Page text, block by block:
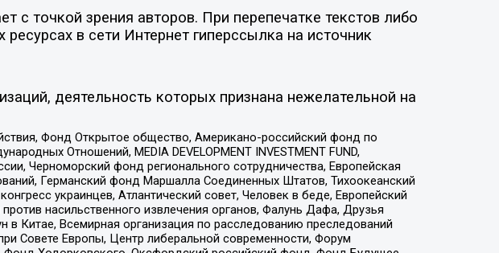
точкой зрения авторов. При перепечатке текстов либо
в сети Интернет гиперссылка на источник
деятельность которых признана нежелательной на
Фонд Открытое общество, Американо-российский фонд по
Отношений, MEDIA DEVELOPMENT INVESTMENT FUND,
Черноморский фонд регионального сотрудничества, Европейская
Германский фонд Маршалла Соединенных Штатов, Тихоокеанский
украинцев, Атлантический совет, Человек в беде, Европейский
насильственного извлечения органов, Фалунь Дафа, Друзья
в Китае, Всемирная организация по расследованию преследований
Совете Европы, Центр либеральной современности, Форум